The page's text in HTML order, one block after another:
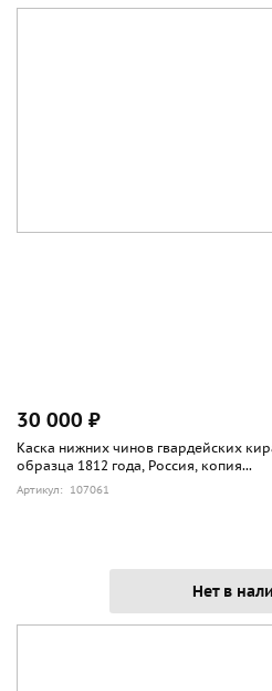
30 000 ₽
Каска нижних чинов гвардейских
образца 1812 года, Россия, копия...
Артикул: 107061
Нет в